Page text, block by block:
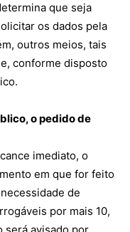
que seja
os dados pela
outros meios, tais
conforme disposto
o pedido de
imediato, o
em que for feito
de
por mais 10,